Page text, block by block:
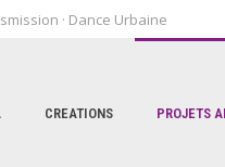
· Dance Urbaine
CREATIONS PROJETS